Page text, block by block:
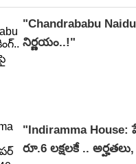
"Chandrababu
నిర్ణయం..!"
"Indiramma House:
రూ.6 లక్షలకే ..